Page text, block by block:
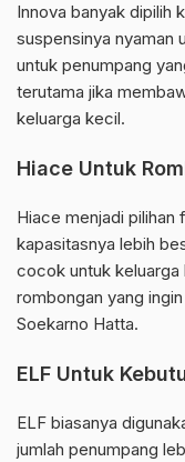
Innova banyak dipilih
suspensinya nyaman
untuk penumpang
terutama jika
keluarga kecil.
Hiace Untuk
Hiace menjadi pilihan
kapasitasnya lebih
cocok untuk keluarga
rombongan yang
Soekarno Hatta.
ELF Untuk
ELF biasanya
jumlah penumpang